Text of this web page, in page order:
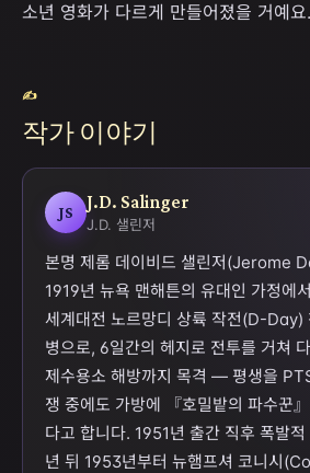
소년 영화가 다르게 만들어졌을 거예요.
✍
작가 이야기
JS J.D. Salinger
J.D. 샐린저
본명 제롬 데이비드 샐린저(Jerome
1919년 뉴욕 맨해튼의 유대인 가정에
세계대전 노르망디 상륙 작전(D-Day)
병으로, 6일간의 헤지로 전투를 거쳐
제수용소 해방까지 목격 — 평생을
쟁 중에도 가방에 『호밀밭의 파수꾼
다고 합니다. 1951년 출간 직후 폭발
년 뒤 1953년부터 뉴햄프셔 코니시